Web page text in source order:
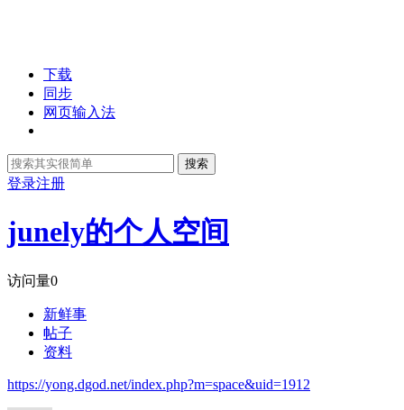
下载
同步
网页输入法
搜索
登录注册
junely的个人空间
访问量0
新鲜事
帖子
资料
https://yong.dgod.net/index.php?m=space&uid=1912